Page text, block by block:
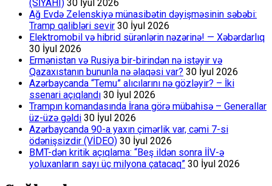
(SİYAHI) 30 İyul 2026
Ağ Evdə Zelenskiyə münasibətin dəyişməsinin səbəbi:
Tramp qalibləri sevir 30 İyul 2026
Elektromobil və hibrid sürənlərin nəzərinə! — Xəbərdarlıq
30 İyul 2026
Ermənistan və Rusiya bir-birindən nə istəyir və
Qazaxıstanın bununla nə əlaqəsi var? 30 İyul 2026
Azərbaycanda “Temu” alıcılarını nə gözləyir? – İki
ssenari açıqlandı 30 İyul 2026
Trampın komandasında İrana görə mübahisə – Generallar
üz-üzə gəldi 30 İyul 2026
Azərbaycanda 90-a yaxın çimərlik var, cəmi 7-si
ödənişsizdir (VİDEO) 30 İyul 2026
BMT-dən kritik açıqlama: “Beş ildən sonra İİV-ə
yoluxanların sayı üç milyona çatacaq” 30 İyul 2026